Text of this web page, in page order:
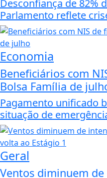
Desconfiança de 82%
Parlamento reflete
Economia
Beneficiários com
Bolsa Família de
Pagamento unificado
situação de
Geral
Ventos diminuem